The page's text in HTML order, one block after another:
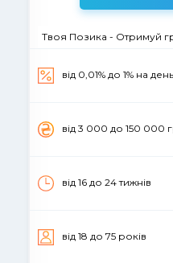
Твоя Позика - Отримуй
від 0,01% до 1% на
вiд 3 000 до 150 000
від 16 до 24 тижнів
вiд 18 до 75 рокiв